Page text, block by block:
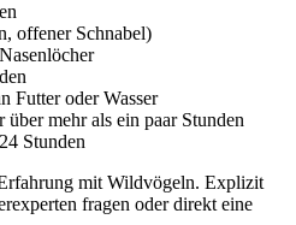
offener Schnabel)
Futter oder Wasser
mehr als ein paar Stunden
Stunden
mit Wildvögeln. Explizit
fragen oder direkt eine